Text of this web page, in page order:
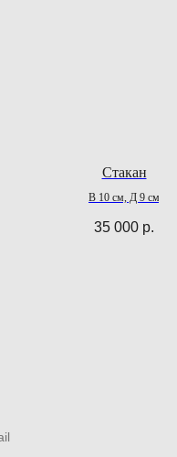
Стакан
В 10 см, Д 9 см
35 000 р.